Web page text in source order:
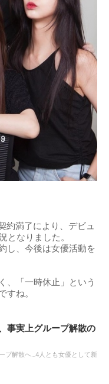
約満了により、デビュ
となりました。
し、今後は女優活動を
、「一時休止」という
すね。
事実上グループ解散の
プ解散へ…4人とも女優として新